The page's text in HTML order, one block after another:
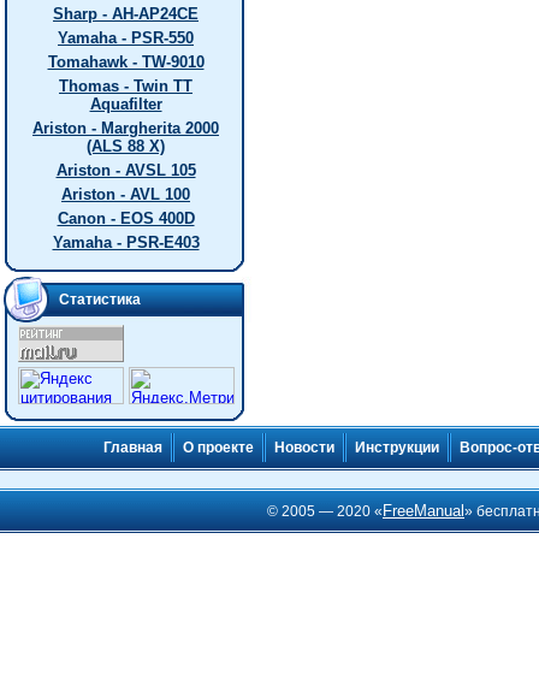
Sharp - AH-AP24CE
Yamaha - PSR-550
Tomahawk - TW-9010
Thomas - Twin TT
Aquafilter
Ariston - Margherita 2000
(ALS 88 X)
Ariston - AVSL 105
Ariston - AVL 100
Canon - EOS 400D
Yamaha - PSR-E403
Статистика
Главная О проекте Новости Инструкции Вопрос-
© 2005 — 2020 « FreeManual»